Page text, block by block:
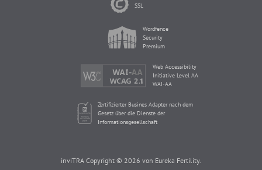
SSL
Wordfence
Security
Premium
Web Accessibility
Initiative Level AA
WAI-AA
Zertifizierter Busines Adapter nach dem
Gesetz über die Dienste der
Informationsgesellschaft
inviTRA Copyright © 2026 von Eureka Fertility.